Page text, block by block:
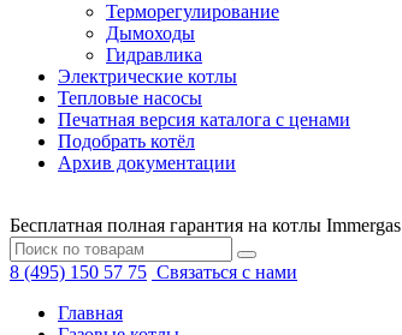
Терморегулирование
Дымоходы
Гидравлика
Электрические котлы
Тепловые насосы
Печатная версия каталога с ценами
Подобрать котёл
Архив документации
Бесплатная полная гарантия на котлы Immergas
8 (495) 150 57 75 Связаться с нами
Главная